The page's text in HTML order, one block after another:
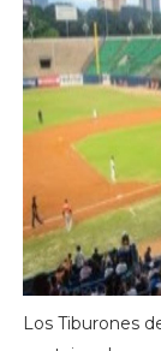
Los Tiburones